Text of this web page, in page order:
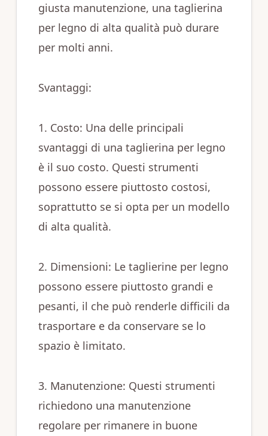
giusta manutenzione, una taglierina
per legno di alta qualità può durare
per molti anni.
Svantaggi:
1. Costo: Una delle principali
svantaggi di una taglierina per legno
è il suo costo. Questi strumenti
possono essere piuttosto costosi,
soprattutto se si opta per un modello
di alta qualità.
2. Dimensioni: Le taglierine per legno
possono essere piuttosto grandi e
pesanti, il che può renderle difficili da
trasportare e da conservare se lo
spazio è limitato.
3. Manutenzione: Questi strumenti
richiedono una manutenzione
regolare per rimanere in buone